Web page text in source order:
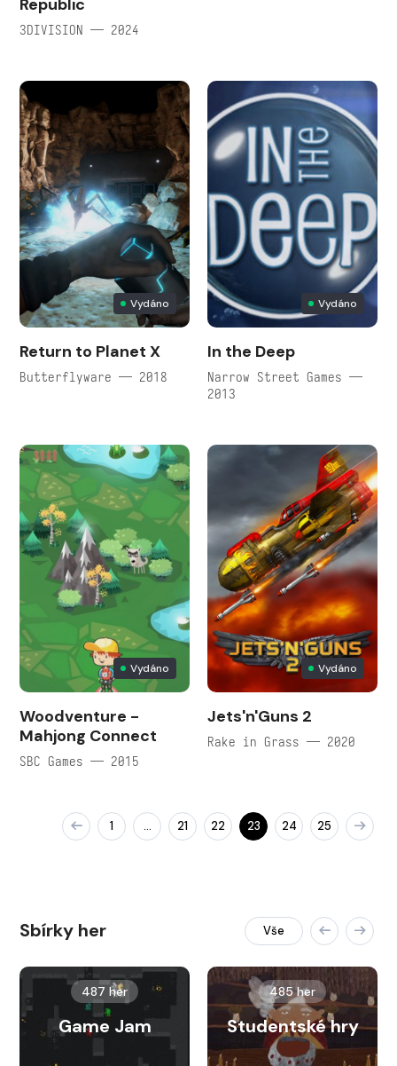
Republic
3DIVISION — 2024
Vydáno
Return to Planet X
Butterflyware — 2018
Vydáno
In the Deep
Narrow Street Games —
2013
Vydáno
Woodventure -
Mahjong Connect
SBC Games — 2015
Vydáno
Jets'n'Guns 2
Rake in Grass — 2020
1 … 21 22 23 24 25
Sbírky her Vše
487 her
Game Jam
485 her
Studentské hry